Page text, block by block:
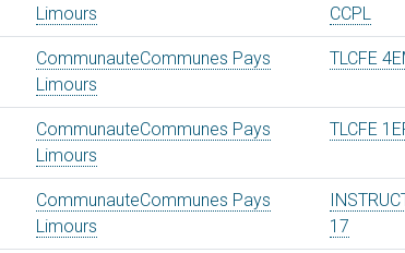
Limours
CCPL
CommunauteCommunes Pays
Limours
TLCFE
CommunauteCommunes Pays
Limours
TLCFE
CommunauteCommunes Pays
Limours
17